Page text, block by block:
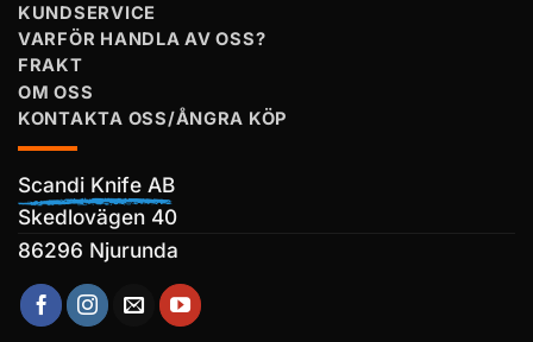
KUNDSERVICE
VARFÖR HANDLA AV OSS?
FRAKT
OM OSS
KONTAKTA OSS/ÅNGRA KÖP
Scandi Knife AB
Skedlovägen 40
86296 Njurunda